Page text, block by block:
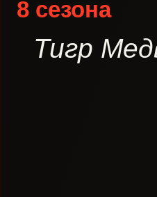
8 сезона
Тигр